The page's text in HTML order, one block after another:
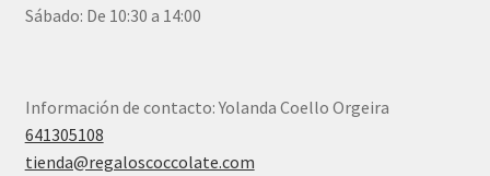
Sábado: De 10:30 a 14:00
Información de contacto: Yolanda Coello Orgeira
641305108
tienda@regaloscoccolate.com